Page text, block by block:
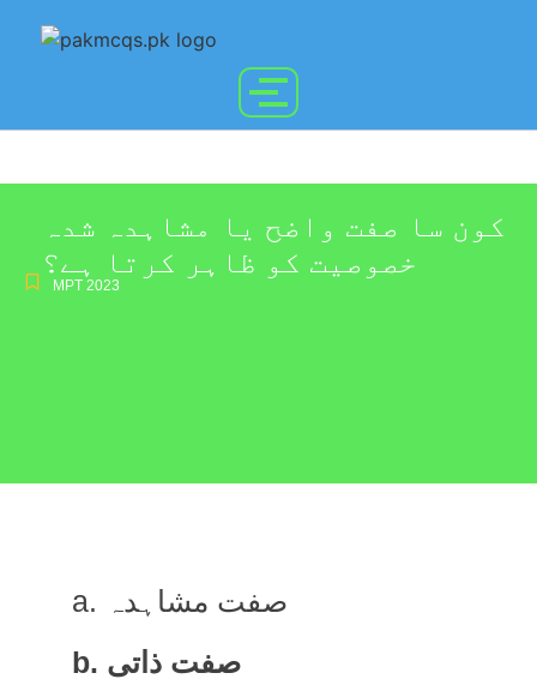
کون سا صفت واضح یا مشاہدہ شدہ
خصوصیت کو ظاہر کرتا ہے؟
MPT 2023
a. صفت مشاہدہ
b. صفت ذاتی